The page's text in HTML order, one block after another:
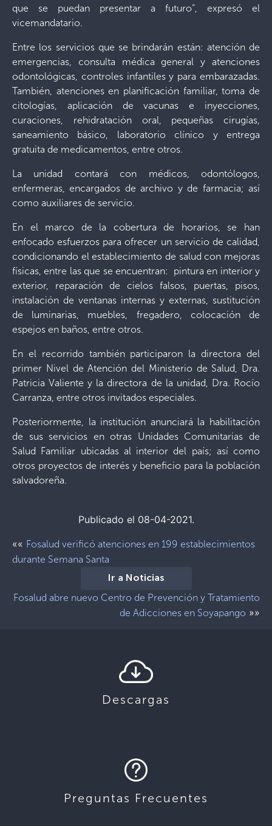
que se puedan presentar a futuro”, expresó el
vicemandatario.
Entre los servicios que se brindarán están: atención de
emergencias, consulta médica general y atenciones
odontológicas, controles infantiles y para embarazadas.
También, atenciones en planificación familiar, toma de
citologías, aplicación de vacunas e inyecciones,
curaciones, rehidratación oral, pequeñas cirugías,
saneamiento básico, laboratorio clínico y entrega
gratuita de medicamentos, entre otros.
La unidad contará con médicos, odontólogos,
enfermeras, encargados de archivo y de farmacia; así
como auxiliares de servicio.
En el marco de la cobertura de horarios, se han
enfocado esfuerzos para ofrecer un servicio de calidad,
condicionando el establecimiento de salud con mejoras
físicas, entre las que se encuentran: pintura en interior y
exterior, reparación de cielos falsos, puertas, pisos,
instalación de ventanas internas y externas, sustitución
de luminarias, muebles, fregadero, colocación de
espejos en baños, entre otros.
En el recorrido también participaron la directora del
primer Nivel de Atención del Ministerio de Salud, Dra.
Patricia Valiente y la directora de la unidad, Dra. Rocío
Carranza, entre otros invitados especiales.
Posteriormente, la institución anunciará la habilitación
de sus servicios en otras Unidades Comunitarias de
Salud Familiar ubicadas al interior del país; así como
otros proyectos de interés y beneficio para la población
salvadoreña.
Publicado el 08-04-2021.
«« Fosalud verificó atenciones en 199 establecimientos
durante Semana Santa
Ir a Noticias
Fosalud abre nuevo Centro de Prevención y Tratamiento
de Adicciones en Soyapango »»
Descargas
Preguntas Frecuentes